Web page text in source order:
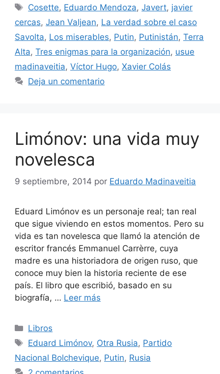
Etiquetas
Cosette, Eduardo Mendoza,Javert, javier
cercas, Jean Valjean, La verdad sobre el caso
Savolta, Los miserables, Putin, Putinistán, Terra
Alta, Tres enigmas para la organización, usue
madinaveitia, Víctor Hugo, Xavier Colás
Deja un comentario
Limónov: una vida muy
novelesca
9 septiembre, 2014 por Eduardo Madinaveitia
Eduard Limónov es un personaje real; tan real
que sigue viviendo en estos momentos. Pero su
vida es tan novelesca que llamó la atención de
escritor francés Emmanuel Carrèrre, cuya
madre es una historiadora de origen ruso, que
conoce muy bien la historia reciente de ese
país. El libro que escribió, basado en su
biografía, … Leer más
Categorías
Libros
Etiquetas
Eduard Limónov, Otra Rusia, Partido
Nacional Bolchevique, Putin, Rusia